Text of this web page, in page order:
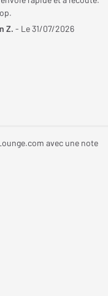
2023 (80 cm) est
aux détenteurs de
les personnaliser selon
aisément avec
d'un système
décoratif
Z. - Le 31/07/2026
avec une note